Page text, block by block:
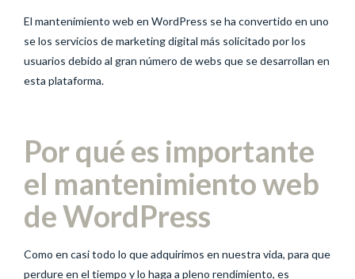
El mantenimiento web en WordPress se ha convertido en uno
se los servicios de marketing digital más solicitado por los
usuarios debido al gran número de webs que se desarrollan en
esta plataforma.
Por qué es importante
el mantenimiento web
de WordPress
Como en casi todo lo que adquirimos en nuestra vida, para que
perdure en el tiempo y lo haga a pleno rendimiento, es